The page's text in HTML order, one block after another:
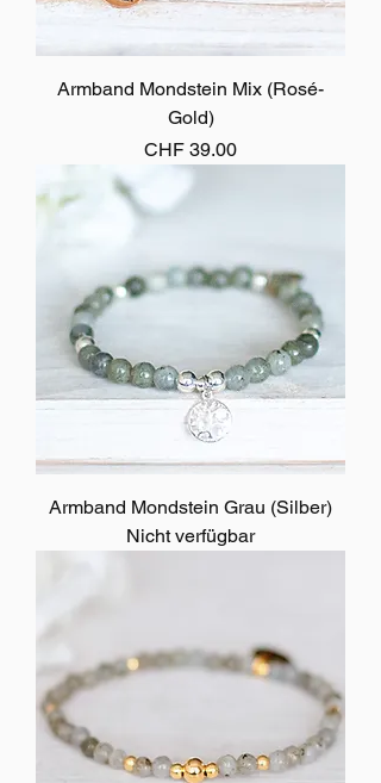
Armband Mondstein Mix (Rosé-
Gold)
Preis
CHF 39.00
Armband Mondstein Grau (Silber)
Nicht verfügbar